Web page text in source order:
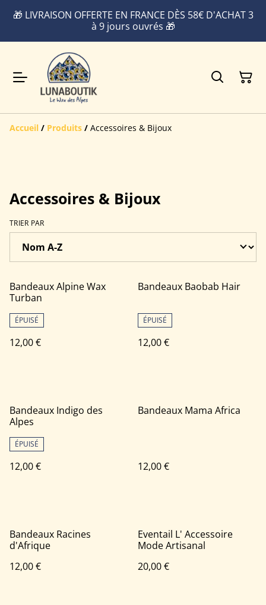
🎁 LIVRAISON OFFERTE EN FRANCE DÈS 58€ D'ACHAT 3
à 9 jours ouvrés 🎁
Accueil / Produits / Accessoires & Bijoux
Accessoires & Bijoux
TRIER PAR
Bandeaux Alpine Wax
Turban
ÉPUISÉ
12,00 €
Bandeaux Baobab Hair
ÉPUISÉ
12,00 €
Bandeaux Indigo des
Alpes
ÉPUISÉ
12,00 €
Bandeaux Mama Africa
12,00 €
Bandeaux Racines
d'Afrique
12,00 €
Eventail L' Accessoire
Mode Artisanal
20,00 €